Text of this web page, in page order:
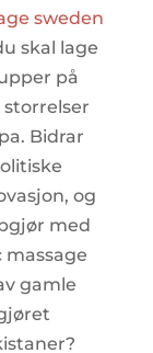
sweden
skal lage
på
Bidrar
og
med
gamle